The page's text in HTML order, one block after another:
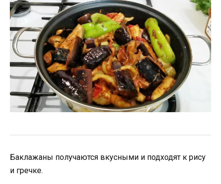
Баклажаны получаются вкусными и подходят к рису
и гречке.